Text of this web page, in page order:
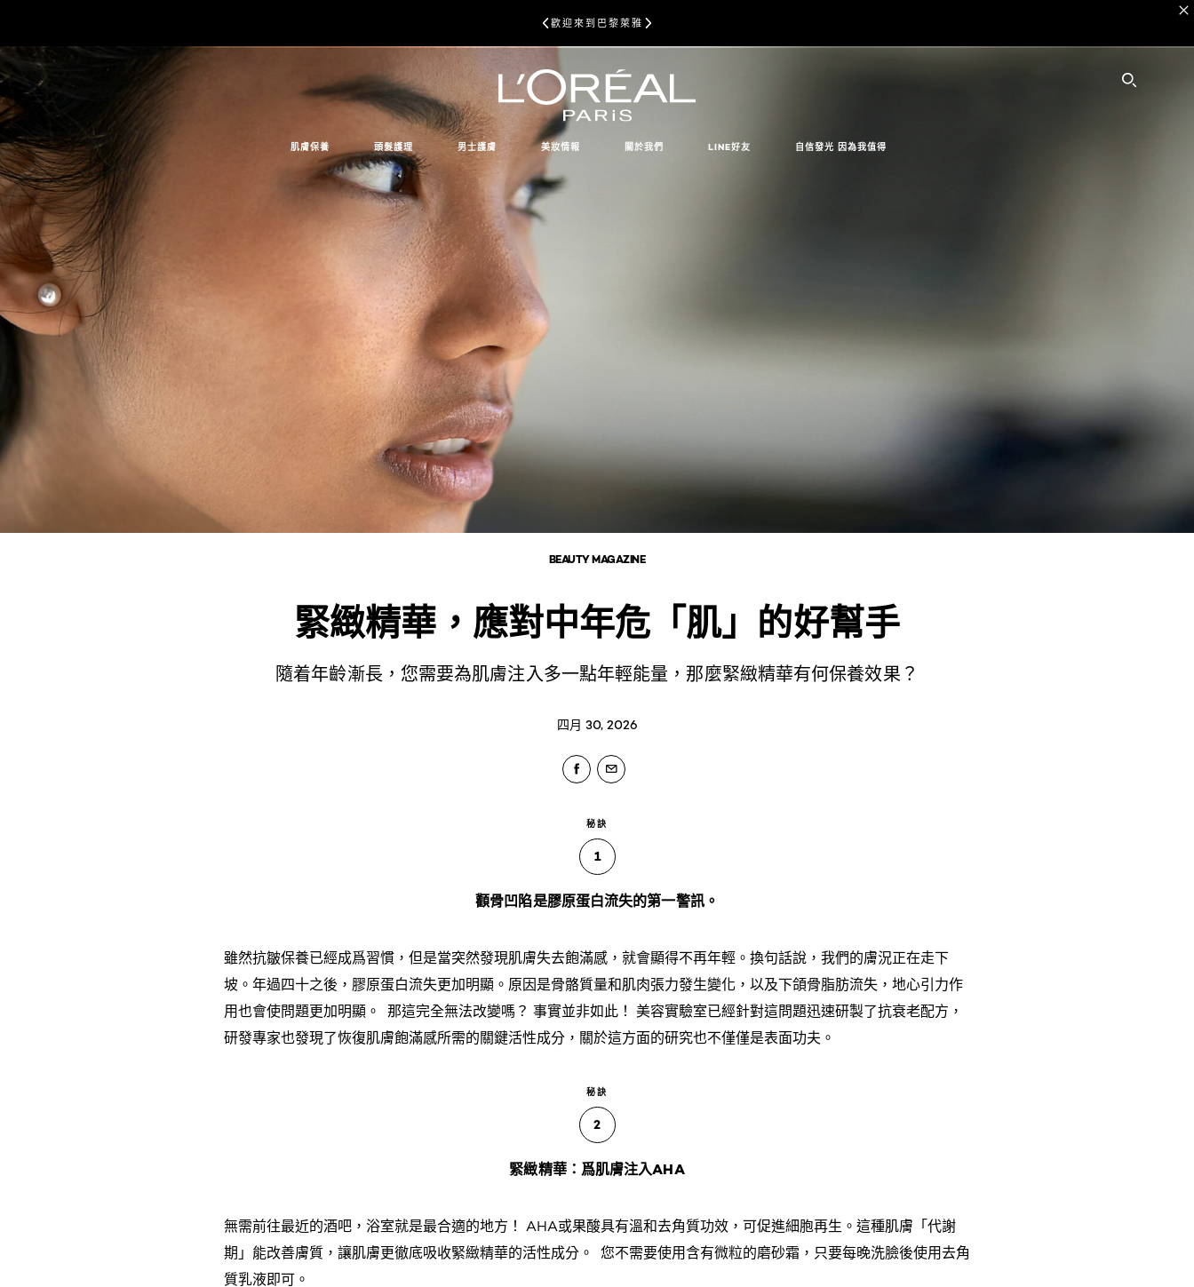
歡迎來到巴黎萊雅
肌膚保養 頭髮護理 男士護膚 美妝情報 關於我們 LINE好友 自信發光 因為我值得
BEAUTY MAGAZINE
緊緻精華，應對中年危「肌」的好幫手
隨着年齡漸長，您需要為肌膚注入多一點年輕能量，那麼緊緻精華有何保養效果？
四月 30, 2026
秘訣
1
顴骨凹陷是膠原蛋白流失的第一警訊。
雖然抗皺保養已經成爲習慣，但是當突然發現肌膚失去飽滿感，就會顯得不再年輕。換句話說，我們的膚況正在走下
坡。年過四十之後，膠原蛋白流失更加明顯。原因是骨骼質量和肌肉張力發生變化，以及下頜骨脂肪流失，地心引力作
用也會使問題更加明顯。 那這完全無法改變嗎？ 事實並非如此！ 美容實驗室已經針對這問題迅速研製了抗衰老配方，
研發專家也發現了恢復肌膚飽滿感所需的關鍵活性成分，關於這方面的研究也不僅僅是表面功夫。
秘訣
2
緊緻精華：爲肌膚注入AHA
無需前往最近的酒吧，浴室就是最合適的地方！ AHA或果酸具有溫和去角質功效，可促進細胞再生。這種肌膚「代謝
期」能改善膚質，讓肌膚更徹底吸收緊緻精華的活性成分。 您不需要使用含有微粒的磨砂霜，只要每晚洗臉後使用去角
質乳液即可。